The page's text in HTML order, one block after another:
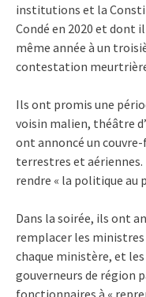
institutions et la
Condé en 2020 et dont
même année à un
contestation
Ils ont promis une
voisin malien, théâtre
ont annoncé un
terrestres et
rendre « la politique au
Dans la soirée, ils ont
remplacer les ministres
chaque ministère, et
gouverneurs de région